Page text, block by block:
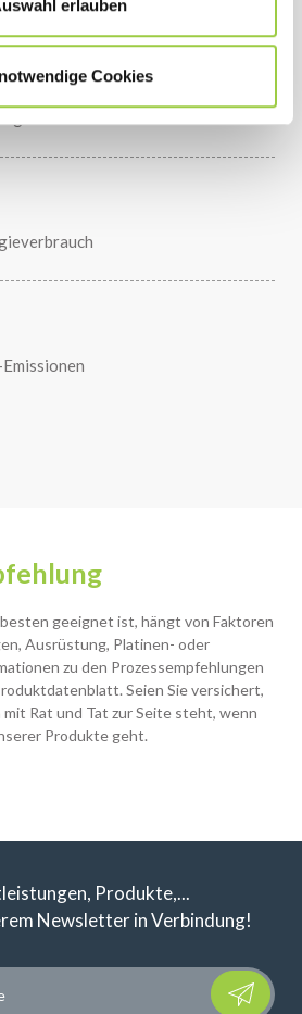
erlauben
Cookies
geeignet ist, hängt von Faktoren
Ausrüstung, Platinen- oder
zu den Prozessempfehlungen
Seien Sie versichert,
Rat und Tat zur Seite steht, wenn
Produkte geht.
Produkte,...
Newsletter in Verbindung!
Please